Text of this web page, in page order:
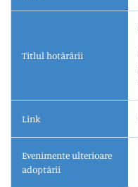
Titlul hotărârii
Link
Evenimente ulterioare
adoptării